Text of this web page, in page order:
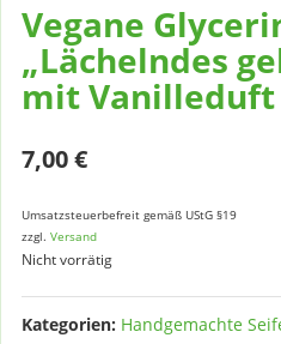
Vegane
„Lächelndes
mit Vanilleduft
7,00€
Umsatzsteuerbefreit gemäß UStG §19
zzgl. Versand
Nicht vorrätig
Kategorien: Handgemachte